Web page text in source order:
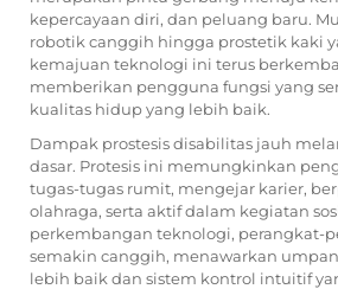
kepercayaan diri, dan peluang baru.
robotik canggih hingga prostetik kaki
kemajuan teknologi ini terus
memberikan pengguna fungsi yang
kualitas hidup yang lebih baik.
Dampak prostesis disabilitas jauh
dasar. Protesis ini memungkinkan
tugas-tugas rumit, mengejar karier,
olahraga, serta aktif dalam kegiatan
perkembangan teknologi, perangkat-
semakin canggih, menawarkan
lebih baik dan sistem kontrol intuitif